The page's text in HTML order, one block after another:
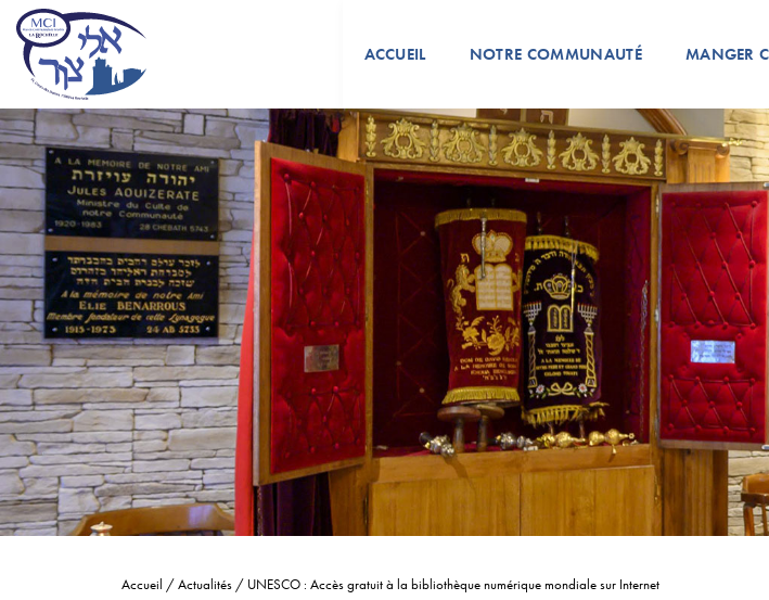
ACCUEIL NOTRE COMMUNAUTÉ MANGER
Accueil /Actualités / UNESCO : Accès gratuit à la bibliothèque numérique mondiale sur Internet